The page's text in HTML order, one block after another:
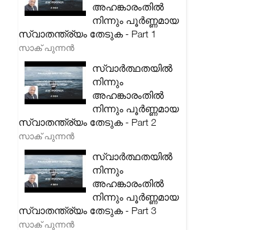
അഹങ്കാരംതിൽ
നിന്നും പൂർണ്ണമായ
സ്വാതന്ത്ര്യം തേടുക - Part 1
സാക് പുന്നൻ
സ്വാർത്ഥതയിൽ
നിന്നും
അഹങ്കാരംതിൽ
നിന്നും പൂർണ്ണമായ
സ്വാതന്ത്ര്യം തേടുക - Part 2
സാക് പുന്നൻ
സ്വാർത്ഥതയിൽ
നിന്നും
അഹങ്കാരംതിൽ
നിന്നും പൂർണ്ണമായ
സ്വാതന്ത്ര്യം തേടുക - Part 3
സാക് പുന്നൻ